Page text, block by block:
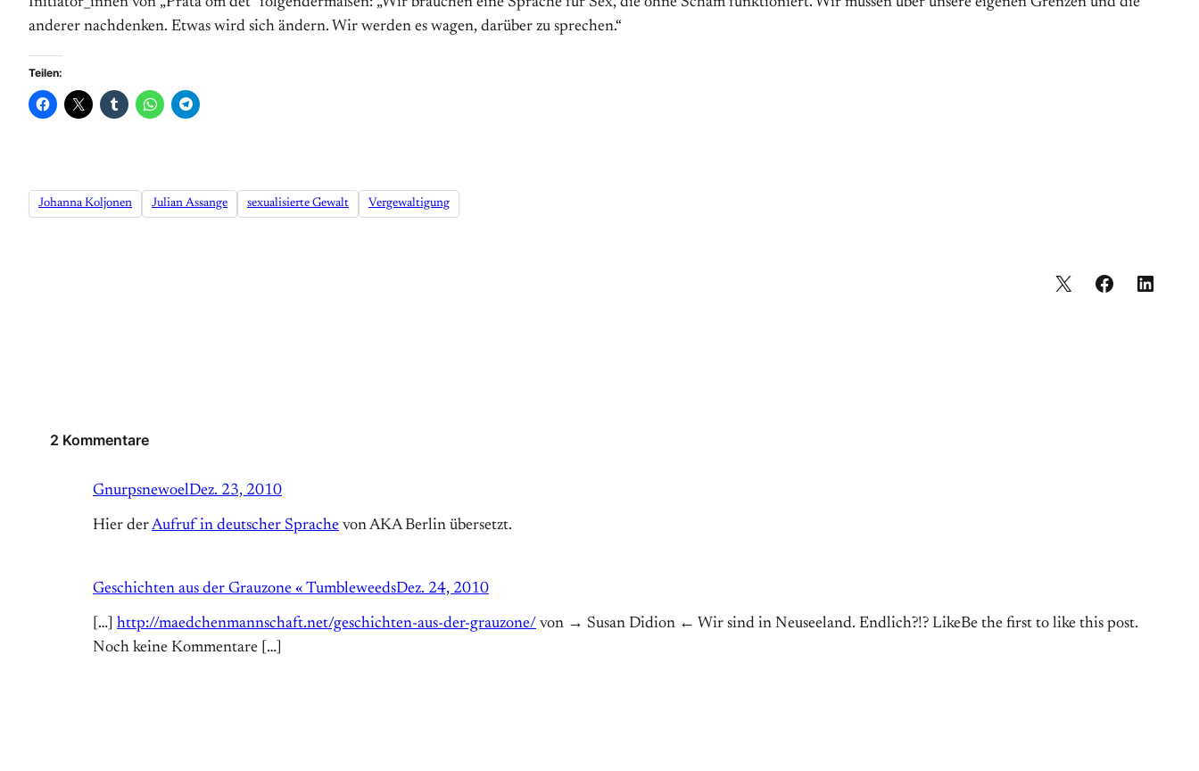
anderer nachdenken. Etwas wird sich ändern. Wir werden es wagen, darüber zu sprechen.“
Teilen:
Johanna Koljonen Julian Assange sexualisierte Gewalt Vergewaltigung
2 Kommentare
GnurpsnewoelDez. 23, 2010
Hier derAufruf in deutscher Sprache von AKA Berlin übersetzt.
Geschichten aus der Grauzone « TumbleweedsDez. 24, 2010
[…] http://maedchenmannschaft.net/geschichten-aus-der-grauzone/ von → Susan Didion ← Wir sind in Neuseeland. Endlich?!? LikeBe the first to like this post.
Noch keine Kommentare […]